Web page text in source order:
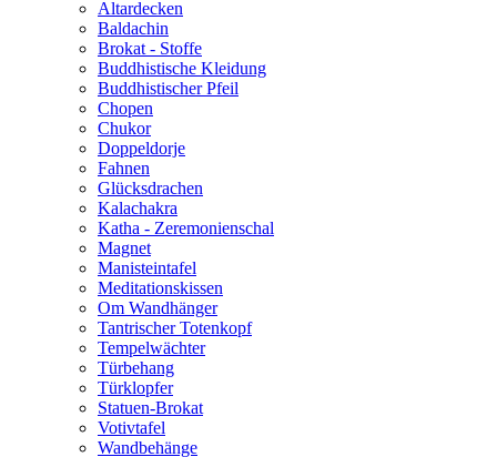
Altardecken
Baldachin
Brokat - Stoffe
Buddhistische Kleidung
Buddhistischer Pfeil
Chopen
Chukor
Doppeldorje
Fahnen
Glücksdrachen
Kalachakra
Katha - Zeremonienschal
Magnet
Manisteintafel
Meditationskissen
Om Wandhänger
Tantrischer Totenkopf
Tempelwächter
Türbehang
Türklopfer
Statuen-Brokat
Votivtafel
Wandbehänge